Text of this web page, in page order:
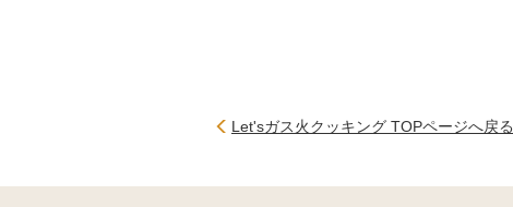
Let'sガス火クッキング TOPページへ戻る